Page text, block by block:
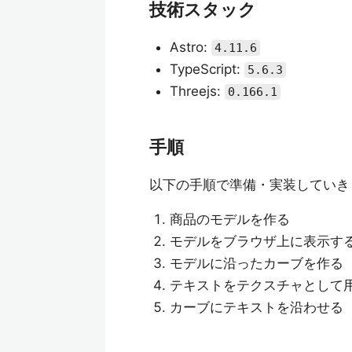
技術スタック
Astro: 4.11.6
TypeScript: 5.6.3
Threejs: 0.166.1
手順
以下の手順で準備・実装していき
商品のモデルを作る
モデルをブラウザ上に表示す
モデルに沿ったカーブを作る
テキストをテクスチャとして
カーブにテキストを沿わせる